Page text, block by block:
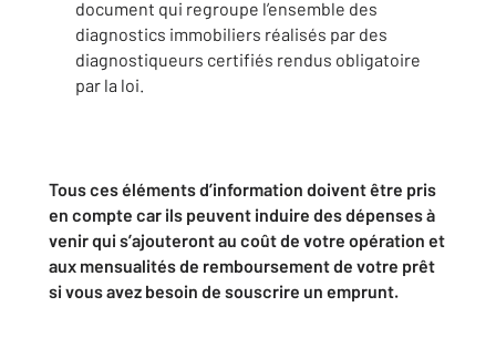
document qui regroupe l’ensemble des
diagnostics immobiliers réalisés par des
diagnostiqueurs certifiés rendus obligatoire
par la loi.
Tous ces éléments d’information doivent être pris
en compte car ils peuvent induire des dépenses à
venir qui s’ajouteront au coût de votre opération et
aux mensualités de remboursement de votre prêt
si vous avez besoin de souscrire un emprunt.